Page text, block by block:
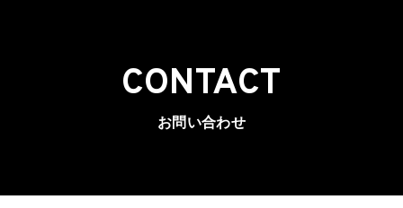
CONTACT
お問い合わせ